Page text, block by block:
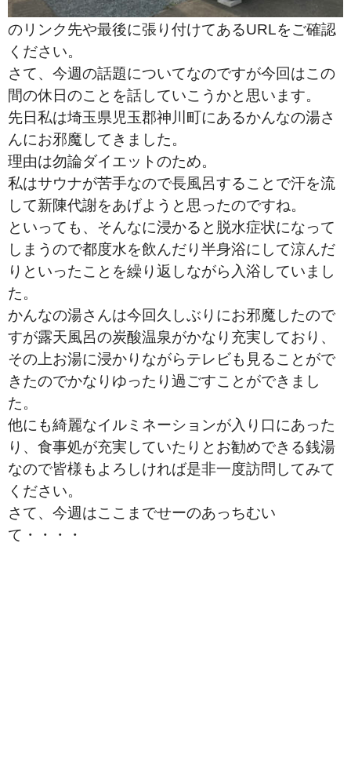
のリンク先や最後に張り付けてあるURLをご確認
ください。
さて、今週の話題についてなのですが今回はこの
間の休日のことを話していこうかと思います。
先日私は埼玉県児玉郡神川町にあるかんなの湯さ
んにお邪魔してきました。
理由は勿論ダイエットのため。
私はサウナが苦手なので長風呂することで汗を流
して新陳代謝をあげようと思ったのですね。
といっても、そんなに浸かると脱水症状になって
しまうので都度水を飲んだり半身浴にして涼んだ
りといったことを繰り返しながら入浴していまし
た。
かんなの湯さんは今回久しぶりにお邪魔したので
すが露天風呂の炭酸温泉がかなり充実しており、
その上お湯に浸かりながらテレビも見ることがで
きたのでかなりゆったり過ごすことができまし
た。
他にも綺麗なイルミネーションが入り口にあった
り、食事処が充実していたりとお勧めできる銭湯
なので皆様もよろしければ是非一度訪問してみて
ください。
さて、今週はここまでせーのあっちむい
て・・・・